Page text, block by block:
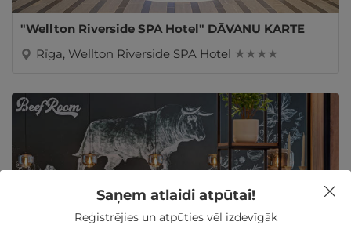
"Wellton Riverside SPA Hotel" DĀVANU KARTE
Rīga, Wellton Riverside SPA Hotel ★ ★ ★ ★
Saņem atlaidi atpūtai!
Reģistrējies un atpūties vēl izdevīgāk